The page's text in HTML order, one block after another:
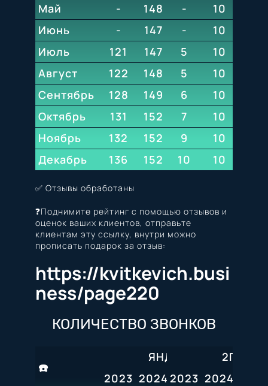
Май
Июнь
Июль
Август
Сентябрь
Октябрь
Ноябрь
Декабрь
-
148
152
-
147
152
121
147
152
122
148
153
128
149
153
131
152
153
132
152
154
136
152 155
-
10
-
10
5
10
5
10
6
10
7
10
9
10
10
10
✅ Отзывы обработаны
❓Поднимите рейтинг с помощью отзывов и
оценок ваших клиентов, отправьте
клиентам эту ссылку, внутри можно
прописать подарок за отзыв:
https://kvitkevich.busi
ness/page220
КОЛИЧЕСТВО ЗВОНКОВ
☎️
ЯНДЕКС
2023 2024 2025
2026
2ГИС
2023 2024